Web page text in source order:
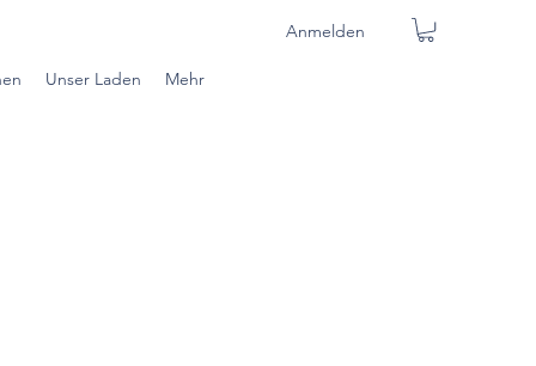
Anmelden
Unser Laden Mehr